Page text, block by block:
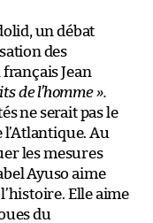
un débat
des
Jean
de l’homme».
ne serait pas le
l’Atlantique. Au
les mesures
Ayuso aime
Elle aime
du